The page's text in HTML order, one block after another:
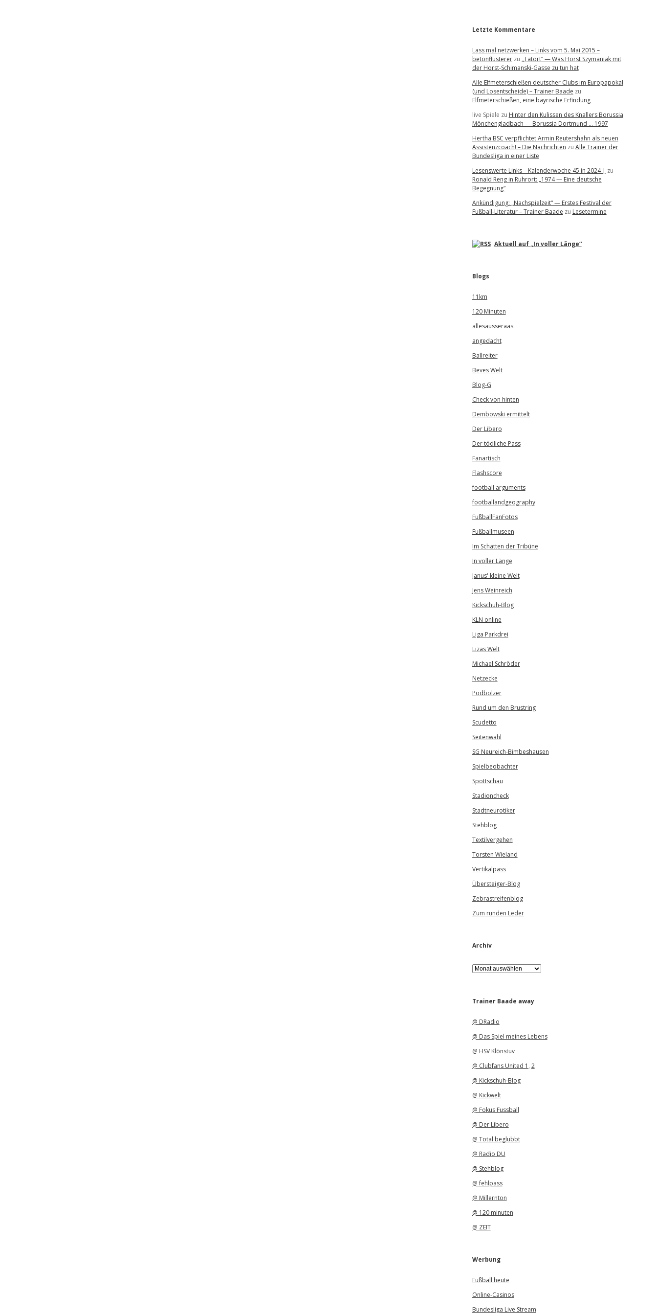
Letzte Kommentare
Lass mal netzwerken – Links vom 5. Mai 2015 –
betonflüstererzu „Tatort“ — Was Horst Szymaniak mit
der Horst-Schimanski-Gasse zu tun hat
Alle Elfmeterschießen deutscher Clubs im Europapokal
(und Losentscheide) – Trainer Baade zu
Elfmeterschießen, eine bayrische Erfindung
live Spiele zu Hinter den Kulissen des Knallers Borussia
Mönchengladbach — Borussia Dortmund … 1997
Hertha BSC verpflichtet Armin Reutershahn als neuen
Assistenzcoach! – Die Nachrichten zu Alle Trainer der
Bundesliga in einer Liste
Lesenswerte Links – Kalenderwoche 45 in 2024 | zu
Ronald Reng in Ruhrort: „1974 — Eine deutsche
Begegnung“
Ankündigung: „Nachspielzeit“ — Erstes Festival der
Fußball-Literatur – Trainer Baade zu Lesetermine
Aktuell auf „In voller Länge“
Blogs
11km
120 Minuten
allesausseraas
angedacht
Ballreiter
Beves Welt
Blog-G
Check von hinten
Dembowski ermittelt
Der Libero
Der tödliche Pass
Fanartisch
Flashscore
football arguments
footballandgeography
FußballFanFotos
Fußballmuseen
Im Schatten der Tribüne
In voller Länge
Janus' kleine Welt
Jens Weinreich
Kickschuh-Blog
KLN online
Liga Parkdrei
Lizas Welt
Michael Schröder
Netzecke
Podbolzer
Rund um den Brustring
Scudetto
Seitenwahl
SG Neureich-Bimbeshausen
Spielbeobachter
Spottschau
Stadioncheck
Stadtneurotiker
Stehblog
Textilvergehen
Torsten Wieland
Vertikalpass
Übersteiger-Blog
Zebrastreifenblog
Zum runden Leder
Archiv
A
r
iTrainer Baade away
@ DRadio
@ Das Spiel meines Lebens
@ HSV Klönstuv
@ Clubfans United 1 , 2
@ Kickschuh-Blog
@ Kickwelt
@ Fokus Fussball
@ Der Libero
@ Total beglubbt
@ Radio DU
@ Stehblog
@ fehlpass
@ Millernton
@ 120 minuten
@ ZEIT
Werbung
Fußball heute
Online-Casinos
Bundesliga Live Stream